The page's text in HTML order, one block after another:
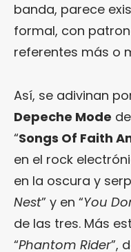
banda, parece
formal, con
referentes más o
Así, se adivinan
Depeche Mode
“Songs Of Faith
en el rock
en la oscura y
Nest” y en “You
de las tres. Más
“Phantom Rider”,